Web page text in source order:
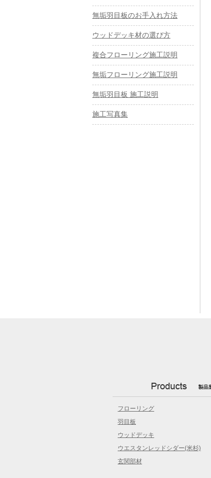
無垢羽目板のお手入れ方法
ウッドデッキ材の選び方
複合フローリング施工説明
無垢フローリング施工説明
無垢羽目板 施工説明
施工写真集
フローリング
羽目板
ウッドデッキ
ウエスタンレッドシダー(米杉)
玄関部材